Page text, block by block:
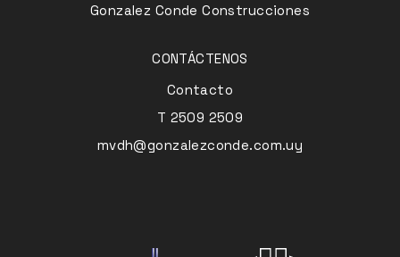
Gonzalez Conde Construcciones
CONTÁCTENOS
Contacto
T 2509 2509
mvdh@gonzalezconde.com.uy